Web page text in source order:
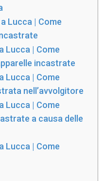
Lucca | Come
Lucca | Come
incastrate
Lucca | Come
nell’avvolgitore
Lucca | Come
a causa delle
Lucca | Come